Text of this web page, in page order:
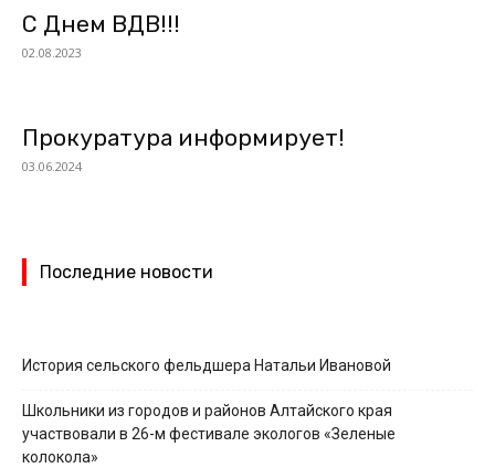
С Днем ВДВ!!!
02.08.2023
Прокуратура информирует!
03.06.2024
Последние новости
История сельского фельдшера Натальи Ивановой
Школьники из городов и районов Алтайского края
участвовали в 26-м фестивале экологов «Зеленые
колокола»